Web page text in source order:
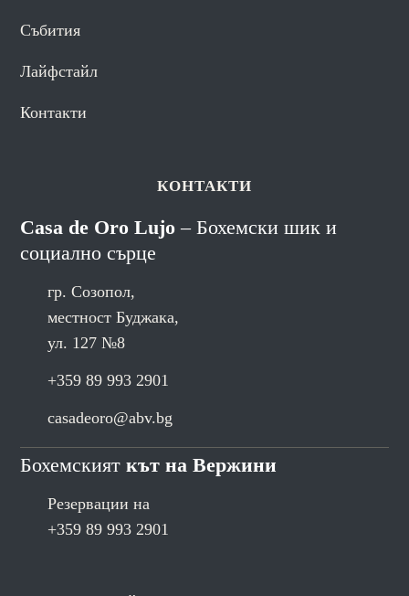
Събития
Лайфстайл
Контакти
КОНТАКТИ
Casa de Oro Lujo – Бохемски шик и
социално сърце
гр. Созопол,
местност Буджака,
ул. 127 №8
+359 89 993 2901
casadeoro@abv.bg
Бохемскияткът на Вержини
Резервации на
+359 89 993 2901